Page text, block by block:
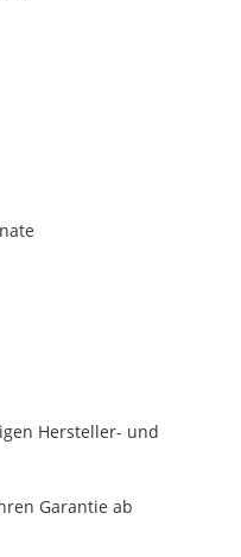
Hersteller- und
Garantie ab